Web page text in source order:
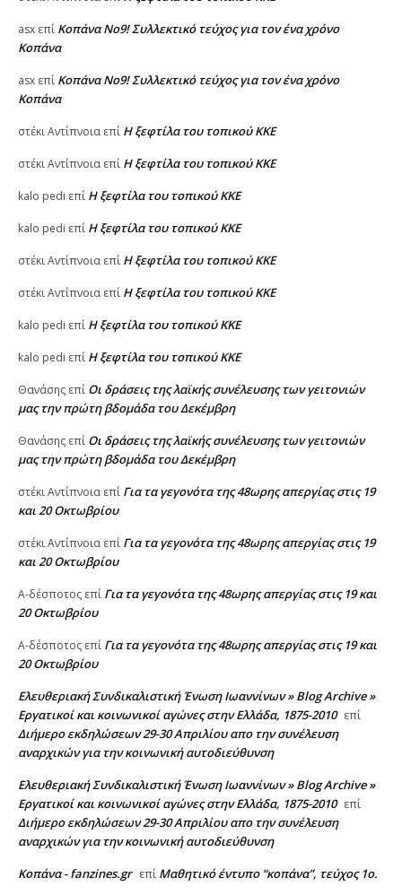
asx επί Κοπάνα Νο9! Συλλεκτικό τεύχος για τον ένα χρόνο
Κοπάνα
asx επί Κοπάνα Νο9! Συλλεκτικό τεύχος για τον ένα χρόνο
Κοπάνα
στέκι Αντίπνοια επί Η ξεφτίλα του τοπικού ΚΚΕ
στέκι Αντίπνοια επί Η ξεφτίλα του τοπικού ΚΚΕ
kalo pedi επί Η ξεφτίλα του τοπικού ΚΚΕ
kalo pedi επί Η ξεφτίλα του τοπικού ΚΚΕ
στέκι Αντίπνοια επί Η ξεφτίλα του τοπικού ΚΚΕ
στέκι Αντίπνοια επί Η ξεφτίλα του τοπικού ΚΚΕ
kalo pedi επί Η ξεφτίλα του τοπικού ΚΚΕ
kalo pedi επί Η ξεφτίλα του τοπικού ΚΚΕ
Θανάσης επί Οι δράσεις της λαϊκής συνέλευσης των γειτονιών
μας την πρώτη βδομάδα του Δεκέμβρη
Θανάσης επί Οι δράσεις της λαϊκής συνέλευσης των γειτονιών
μας την πρώτη βδομάδα του Δεκέμβρη
στέκι Αντίπνοια επί Για τα γεγονότα της 48ωρης απεργίας στις 19
και 20 Οκτωβρίου
στέκι Αντίπνοια επί Για τα γεγονότα της 48ωρης απεργίας στις 19
και 20 Οκτωβρίου
A-δέσποτος επί Για τα γεγονότα της 48ωρης απεργίας στις 19 και
20 Οκτωβρίου
A-δέσποτος επί Για τα γεγονότα της 48ωρης απεργίας στις 19 και
20 Οκτωβρίου
Ελευθεριακή Συνδικαλιστική Ένωση Ιωαννίνων » Blog Archive »
Εργατικοί και κοινωνικοί αγώνες στην Ελλάδα, 1875-2010 επί
Διήμερο εκδηλώσεων 29-30 Απριλίου απο την συνέλευση
αναρχικών για την κοινωνική αυτοδιεύθυνση
Ελευθεριακή Συνδικαλιστική Ένωση Ιωαννίνων » Blog Archive »
Εργατικοί και κοινωνικοί αγώνες στην Ελλάδα, 1875-2010 επί
Διήμερο εκδηλώσεων 29-30 Απριλίου απο την συνέλευση
αναρχικών για την κοινωνική αυτοδιεύθυνση
Κοπάνα - fanzines.gr επί Μαθητικό έντυπο “κοπάνα”, τεύχος 1ο.